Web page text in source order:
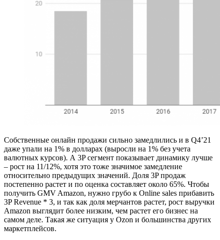
Собственные онлайн продажи сильно замедлились и в Q4’21
даже упали на 1% в долларах (выросли на 1% без учета
валютных курсов). А 3P сегмент показывает динамику лучше
– рост на 11/12%, хотя это тоже значимое замедление
относительно предыдущих значений. Доля 3P продаж
постепенно растет и по оценка составляет около 65%. Чтобы
получить GMV Amazon, нужно грубо к Online sales прибавить
3P Revenue * 3, и так как доля мерчантов растет, рост выручки
Amazon выглядит более низким, чем растет его бизнес на
самом деле. Такая же ситуация у Ozon и большинства других
маркетплейсов.